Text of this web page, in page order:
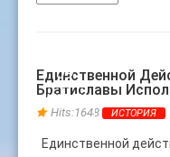
Единственной
Братиславы
Hits:1648 ИСТОРИЯ
Единственной
09
ИЮЛЬ